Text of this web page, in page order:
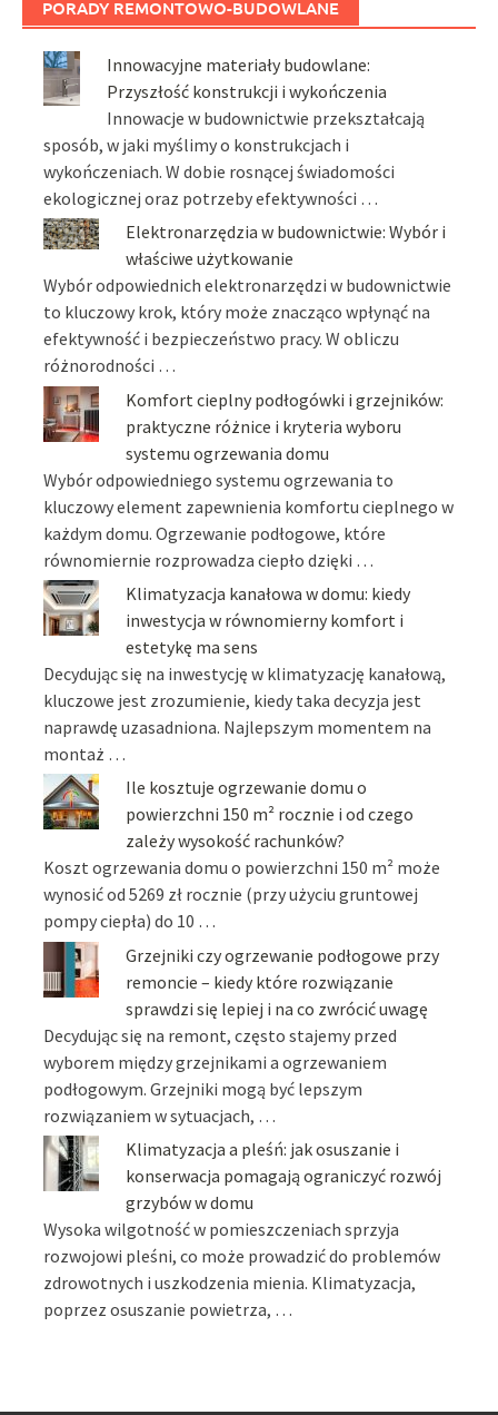
PORADY REMONTOWO-BUDOWLANE
Innowacyjne materiały budowlane:
Przyszłość konstrukcji i wykończenia
Innowacje w budownictwie przekształcają
sposób, w jaki myślimy o konstrukcjach i
wykończeniach. W dobie rosnącej świadomości
ekologicznej oraz potrzeby efektywności …
Elektronarzędzia w budownictwie: Wybór i
właściwe użytkowanie
Wybór odpowiednich elektronarzędzi w budownictwie
to kluczowy krok, który może znacząco wpłynąć na
efektywność i bezpieczeństwo pracy. W obliczu
różnorodności …
Komfort cieplny podłogówki i grzejników:
praktyczne różnice i kryteria wyboru
systemu ogrzewania domu
Wybór odpowiedniego systemu ogrzewania to
kluczowy element zapewnienia komfortu cieplnego w
każdym domu. Ogrzewanie podłogowe, które
równomiernie rozprowadza ciepło dzięki …
Klimatyzacja kanałowa w domu: kiedy
inwestycja w równomierny komfort i
estetykę ma sens
Decydując się na inwestycję w klimatyzację kanałową,
kluczowe jest zrozumienie, kiedy taka decyzja jest
naprawdę uzasadniona. Najlepszym momentem na
montaż …
Ile kosztuje ogrzewanie domu o
powierzchni 150 m² rocznie i od czego
zależy wysokość rachunków?
Koszt ogrzewania domu o powierzchni 150 m² może
wynosić od 5269 zł rocznie (przy użyciu gruntowej
pompy ciepła) do 10 …
Grzejniki czy ogrzewanie podłogowe przy
remoncie – kiedy które rozwiązanie
sprawdzi się lepiej i na co zwrócić uwagę
Decydując się na remont, często stajemy przed
wyborem między grzejnikami a ogrzewaniem
podłogowym. Grzejniki mogą być lepszym
rozwiązaniem w sytuacjach, …
Klimatyzacja a pleśń: jak osuszanie i
konserwacja pomagają ograniczyć rozwój
grzybów w domu
Wysoka wilgotność w pomieszczeniach sprzyja
rozwojowi pleśni, co może prowadzić do problemów
zdrowotnych i uszkodzenia mienia. Klimatyzacja,
poprzez osuszanie powietrza, …